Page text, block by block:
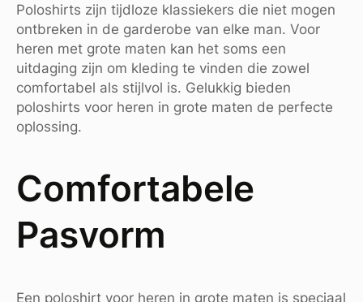
Poloshirts zijn tijdloze klassiekers die niet mogen
ontbreken in de garderobe van elke man. Voor
heren met grote maten kan het soms een
uitdaging zijn om kleding te vinden die zowel
comfortabel als stijlvol is. Gelukkig bieden
poloshirts voor heren in grote maten de perfecte
oplossing.
Comfortabele
Pasvorm
Een poloshirt voor heren in grote maten is speciaal